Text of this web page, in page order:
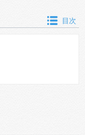
目次